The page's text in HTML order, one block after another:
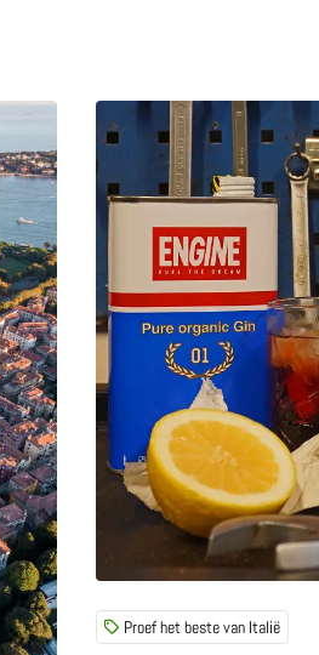
van Italië?
Proef het beste van Italië
Lees meer over Engine